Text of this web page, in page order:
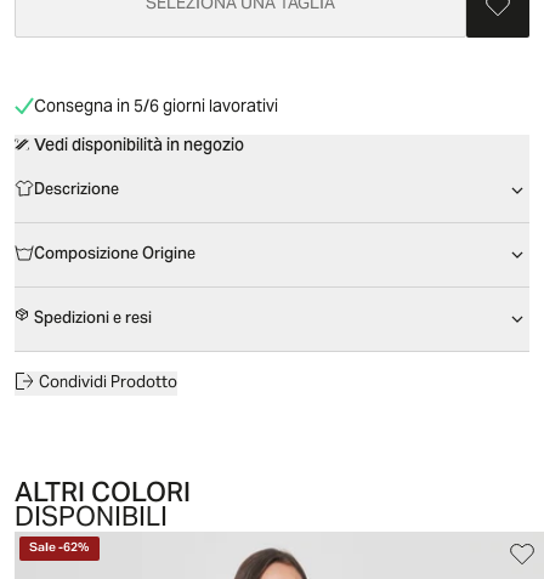
Consegna in 5/6 giorni lavorativi
Vedi disponibilità in negozio
Descrizione
Composizione Origine
Spedizioni e resi
Condividi Prodotto
ALTRI COLORI
DISPONIBILI
Sale-62%